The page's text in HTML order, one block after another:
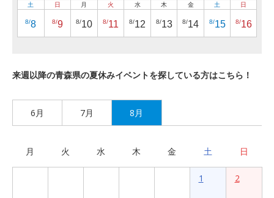
土
8/8
日
8/9
月
8/10
火
8/11
水
8/12
木
8/13
金
8/14
土
8/15
日
8/16
来週以降の青森県の夏休みイベントを探している方はこちら！
6月 7月 8月
月 火 水 木 金 土 日
1 2